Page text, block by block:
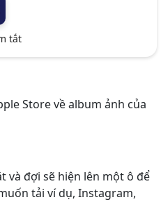
tắt
Store về album ảnh của
và đợi sẽ hiện lên một ô để
tải ví dụ, Instagram,